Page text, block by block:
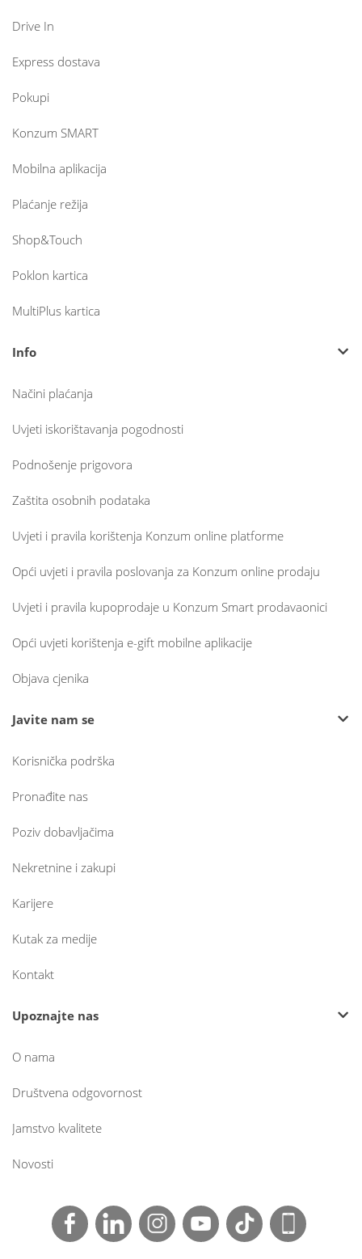
Drive In
Express dostava
Pokupi
Konzum SMART
Mobilna aplikacija
Plaćanje režija
Shop&Touch
Poklon kartica
MultiPlus kartica
Info
Načini plaćanja
Uvjeti iskorištavanja pogodnosti
Podnošenje prigovora
Zaštita osobnih podataka
Uvjeti i pravila korištenja Konzum online platforme
Opći uvjeti i pravila poslovanja za Konzum online prodaju
Uvjeti i pravila kupoprodaje u Konzum Smart prodavaonici
Opći uvjeti korištenja e-gift mobilne aplikacije
Objava cjenika
Javite nam se
Korisnička podrška
Pronađite nas
Poziv dobavljačima
Nekretnine i zakupi
Karijere
Kutak za medije
Kontakt
Upoznajte nas
O nama
Društvena odgovornost
Jamstvo kvalitete
Novosti